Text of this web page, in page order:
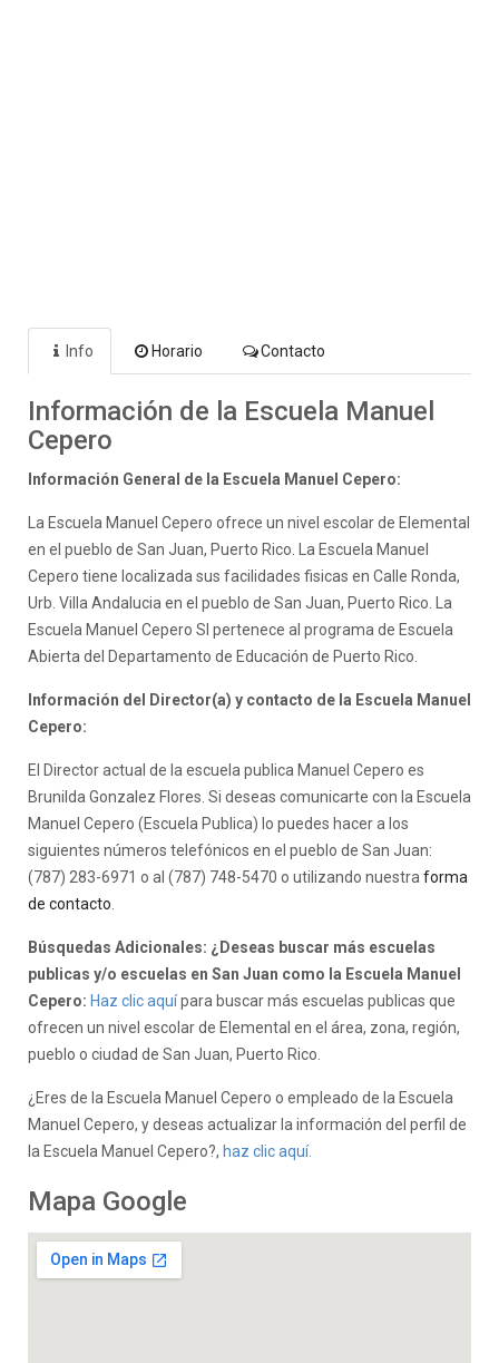
Info Horario Contacto
Información de la Escuela Manuel
Cepero
Información General de la Escuela Manuel Cepero:
La Escuela Manuel Cepero ofrece un nivel escolar de Elemental
en el pueblo de San Juan, Puerto Rico. La Escuela Manuel
Cepero tiene localizada sus facilidades fisicas en Calle Ronda,
Urb. Villa Andalucia en el pueblo de San Juan, Puerto Rico. La
Escuela Manuel Cepero SI pertenece al programa de Escuela
Abierta del Departamento de Educación de Puerto Rico.
Información del Director(a) y contacto de la Escuela Manuel
Cepero:
El Director actual de la escuela publica Manuel Cepero es
Brunilda Gonzalez Flores. Si deseas comunicarte con la Escuela
Manuel Cepero (Escuela Publica) lo puedes hacer a los
siguientes números telefónicos en el pueblo de San Juan:
(787) 283-6971 o al (787) 748-5470 o utilizando nuestra forma
de contacto
Búsquedas Adicionales: ¿Deseas buscar más escuelas
publicas y/o escuelas en San Juan como la Escuela Manuel
Cepero: Haz clic aquípara buscar más escuelas publicas que
ofrecen un nivel escolar de Elemental en el área, zona, región,
pueblo o ciudad de San Juan, Puerto Rico.
¿Eres de la Escuela Manuel Cepero o empleado de la Escuela
Manuel Cepero, y deseas actualizar la información del perfil de
la Escuela Manuel Cepero?, haz clic aquí.
Mapa Google